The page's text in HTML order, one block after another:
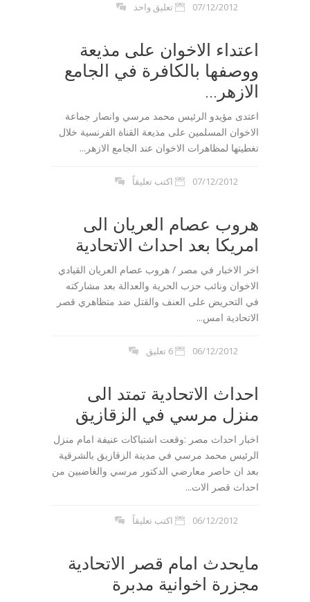
07/12/2012 تعليق واحد
اعتداء الاخوان على مذيعة
ووصفها بالكافرة في الجامع
الازهر...
اعتدى مؤيدو الرئيس محمد مرسي وانصار جماعة
الاخوان المسلمين على مذيعة القناة الفرنسية خلال
تغطيتها لمظاهرات الاخوان عند الجامع الازهر...
07/12/2012 اكتب تعليقاً
هروب عصام العريان الى
امريكا بعد احداث الاتحادية
اخر الاخبار في مصر / هروب عصام العريان القيادي
الاخوان ونائب حزب الحرية والعدالة بعد مشاركته
في التحريض على العنف والقتل ضد متظاهري قصر
الاتحادية امس...
06/12/2012 6 تعليق
احداث الاتحادية تمتد الى
منزل مرسي في الزقازيق
اخبار احداث مصر :وقعت اشتباكات عنيفة امام منزل
الرئيس محمد مرسي في مدينة الزقازيق بالشرقية
بعد ان حاصر معارضي الدكتور مرسي والغاضبين من
احداث قصر الات...
06/12/2012 اكتب تعليقاً
مايحدث امام قصر الاتحادية
مجزرة اخوانية مدبرة